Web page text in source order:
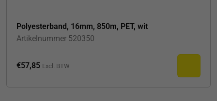
Polyesterband, 16mm, 850m, PET, wit
Artikelnummer 520350
€57,85 Excl. BTW